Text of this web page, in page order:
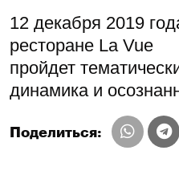
12 декабря 2019
ресторане La Vue
пройдет
динамика и
Поделиться: